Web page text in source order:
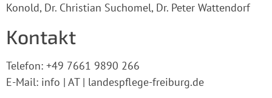
Konold, Dr. Christian Suchomel, Dr. Peter Wattendorf
Kontakt
Telefon: +49 7661 9890 266
E-Mail: info | AT | landespflege-freiburg.de